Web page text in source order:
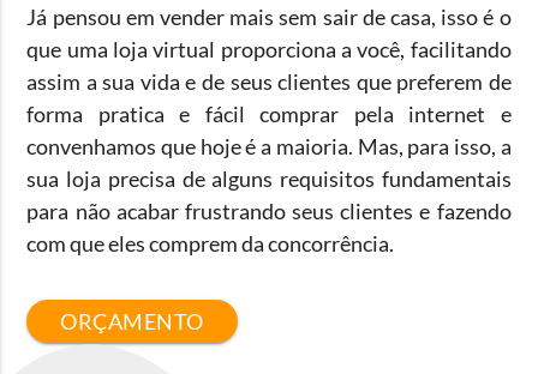
Já pensou em vender mais sem sair de casa, isso é o
que uma loja virtual proporciona a você, facilitando
assim a sua vida e de seus clientes que preferem de
forma pratica e fácil comprar pela internet e
convenhamos que hoje é a maioria. Mas, para isso, a
sua loja precisa de alguns requisitos fundamentais
para não acabar frustrando seus clientes e fazendo
com que eles comprem da concorrência.
ORÇAMENTO